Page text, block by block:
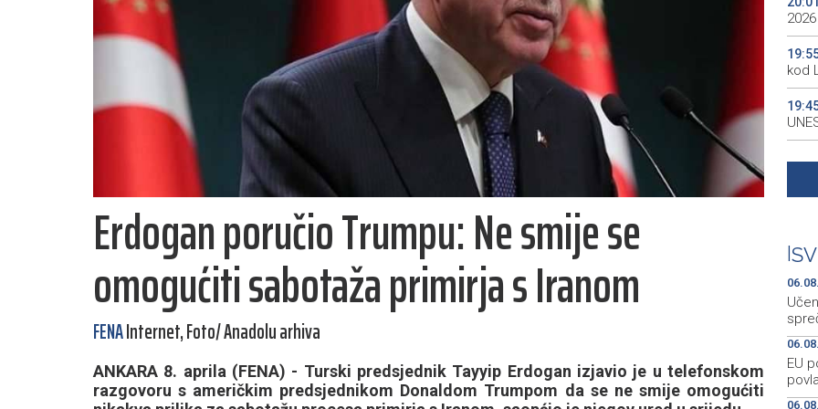
Erdogan poručio Trumpu: Ne smije se
omogućiti sabotaža primirja s Iranom
FENAInternet, Foto/ Anadolu arhiva
ANKARA 8. aprila (FENA) - Turski predsjednik Tayyip Erdogan izjavio je u telefonskom
razgovoru s američkim predsjednikom Donaldom Trumpom da se ne smije omogućiti
2026
kod
EU